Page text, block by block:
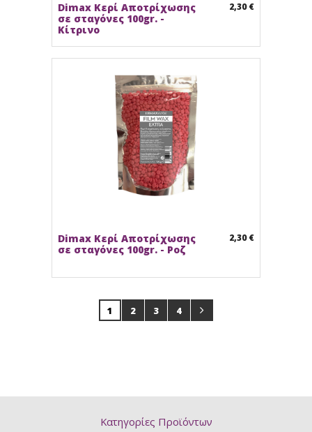
Dimax Κερί Αποτρίχωσης
σε σταγόνες 100gr. -
Κίτρινο
2,30 €
Dimax Κερί Αποτρίχωσης
σε σταγόνες 100gr. - Ροζ
2,30 €
1 2 3 4
Κατηγορίες Προϊόντων